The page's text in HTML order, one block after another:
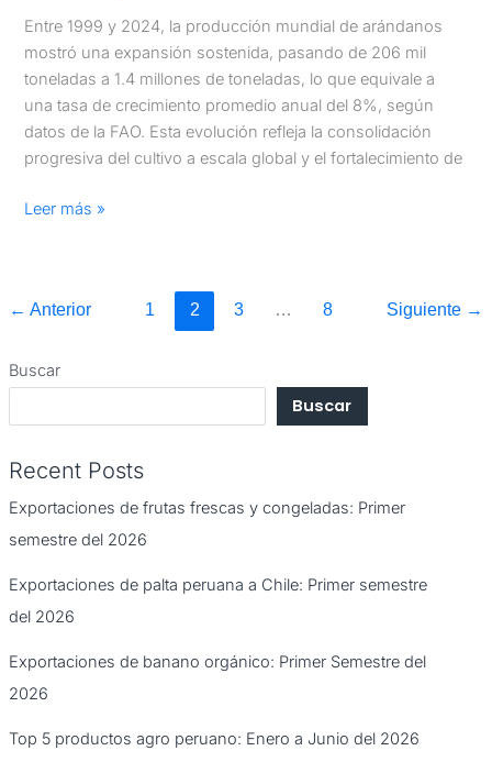
Entre 1999 y 2024, la producción mundial de arándanos
mostró una expansión sostenida, pasando de 206 mil
toneladas a 1.4 millones de toneladas, lo que equivale a
una tasa de crecimiento promedio anual del 8%, según
datos de la FAO. Esta evolución refleja la consolidación
progresiva del cultivo a escala global y el fortalecimiento de
Leer más »
← Anterior 1 2 3 … 8 Siguiente →
Buscar
Buscar
Recent Posts
Exportaciones de frutas frescas y congeladas: Primer
semestre del 2026
Exportaciones de palta peruana a Chile: Primer semestre
del 2026
Exportaciones de banano orgánico: Primer Semestre del
2026
Top 5 productos agro peruano: Enero a Junio del 2026